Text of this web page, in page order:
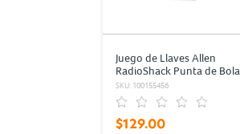
Juego de Llaves Allen
RadioShack Punta de Bola
Acero 9 piezas
SKU: 100155456
$129.00